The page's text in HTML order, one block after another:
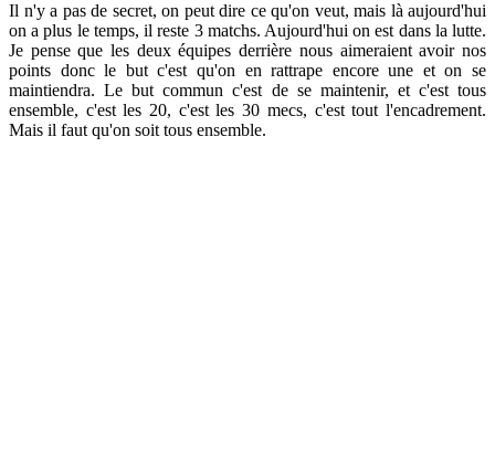
Il n'y a pas de secret, on peut dire ce qu'on veut, mais là aujourd'hui
on a plus le temps, il reste 3 matchs. Aujourd'hui on est dans la lutte.
Je pense que les deux équipes derrière nous aimeraient avoir nos
points donc le but c'est qu'on en rattrape encore une et on se
maintiendra. Le but commun c'est de se maintenir, et c'est tous
ensemble, c'est les 20, c'est les 30 mecs, c'est tout l'encadrement.
Mais il faut qu'on soit tous ensemble.